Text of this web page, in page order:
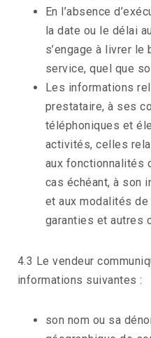
En l’absence
la date ou le délai
s’engage à livrer le
service, quel que
Les informations
prestataire, à ses
téléphoniques et
activités, celles
aux fonctionnalités
cas échéant, à son
et aux modalités
garanties et autres
4.3 Le vendeur
informations suivantes :
son nom ou sa